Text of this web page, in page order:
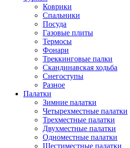
Коврики
Спальники
Посуда
Газовые плиты
Термосы
Фонари
Треккинговые палки
Скандинавская ходьба
Снегоступы
Разное
Палатки
Зимние палатки
Четырехместные палатки
Трехместные палатки
Двухместные палатки
Одноместные палатки
Шестиместные палатки